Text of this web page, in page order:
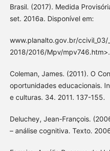
Brasil. (2017). Medida
set. 2016a. Disponível em:
www.planalto.gov.br/ccivil_03/
2018/2016/Mpv/mpv746.htm>.
Coleman, James. (2011). O
oportunidades educacionais.
e culturas. 34. 2011. 137-155.
Deluchey, Jean-François.
– análise cognitiva. Texto.